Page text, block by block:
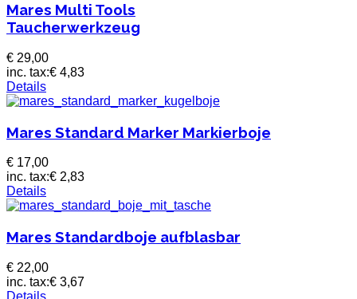
Mares Multi Tools
Taucherwerkzeug
€ 29,00
inc. tax:€ 4,83
Details
Mares Standard Marker Markierboje
€ 17,00
inc. tax:€ 2,83
Details
Mares Standardboje aufblasbar
€ 22,00
inc. tax:€ 3,67
Details